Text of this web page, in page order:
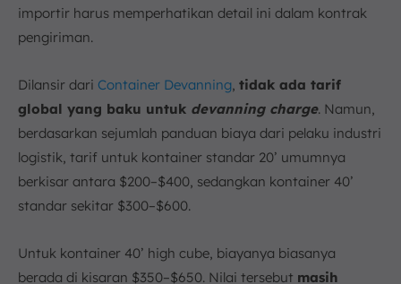
importir harus memperhatikan detail ini dalam kontrak
pengiriman.
Dilansir dari Container Devanning, tidak ada tarif
global yang baku untuk devanning charge. Namun,
berdasarkan sejumlah panduan biaya dari pelaku industri
logistik, tarif untuk kontainer standar 20’ umumnya
berkisar antara $200–$400, sedangkan kontainer 40’
standar sekitar $300–$600.
Untuk kontainer 40’ high cube, biayanya biasanya
berada di kisaran $350–$650. Nilai tersebut masih